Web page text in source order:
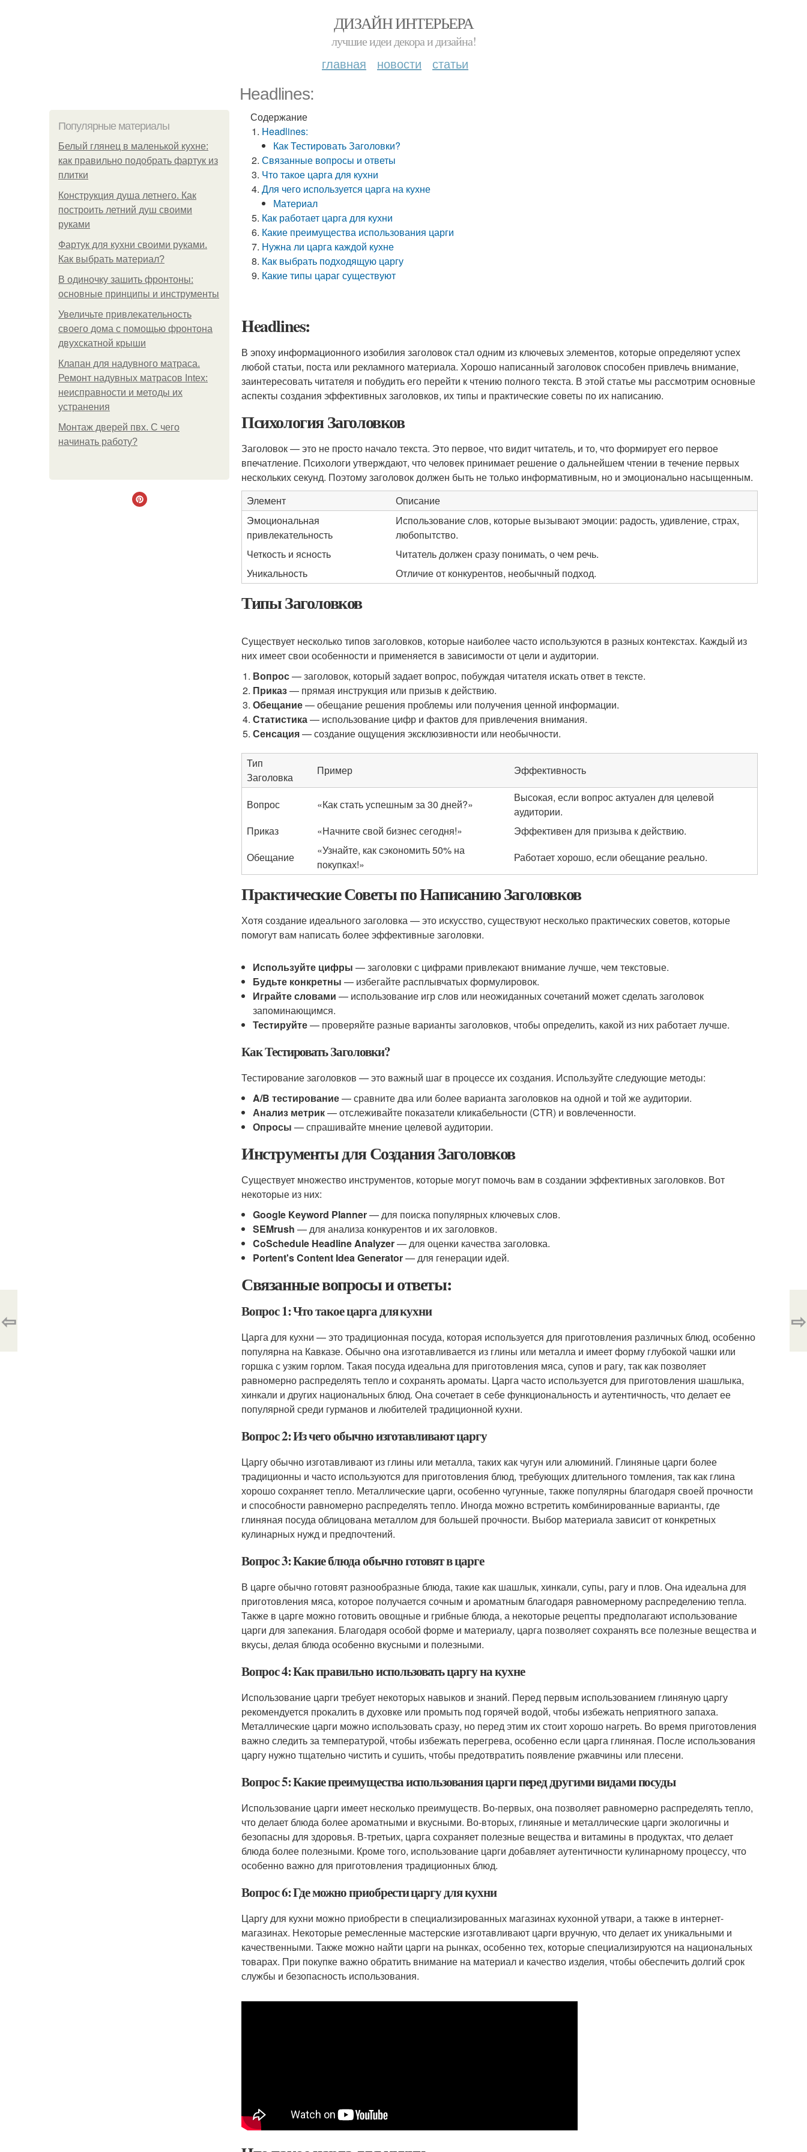
ДИЗАЙН ИНТЕРЬЕРА
лучшие идеи декора и дизайна!
главная новости статьи
Headlines:
Популярные материалы
Белый глянец в маленькой кухне:
как правильно подобрать фартук из
плитки
Конструкция душа летнего. Как
построить летний душ своими
руками
Фартук для кухни своими руками.
Как выбрать материал?
В одиночку зашить фронтоны:
основные принципы и инструменты
Увеличьте привлекательность
своего дома с помощью фронтона
двухскатной крыши
Клапан для надувного матраса.
Ремонт надувных матрасов Intex:
неисправности и методы их
устранения
Монтаж дверей пвх. С чего
начинать работу?
Содержание
Headlines:
Как Тестировать Заголовки?
Связанные вопросы и ответы
Что такое царга для кухни
Для чего используется царга на кухне
Материал
Как работает царга для кухни
Какие преимущества использования царги
Нужна ли царга каждой кухне
Как выбрать подходящую царгу
Какие типы цараг существуют
Headlines:
В эпоху информационного изобилия заголовок стал одним из ключевых элементов, которые определяют успех
любой статьи, поста или рекламного материала. Хорошо написанный заголовок способен привлечь внимание,
заинтересовать читателя и побудить его перейти к чтению полного текста. В этой статье мы рассмотрим основные
аспекты создания эффективных заголовков, их типы и практические советы по их написанию.
Психология Заголовков
Заголовок — это не просто начало текста. Это первое, что видит читатель, и то, что формирует его первое
впечатление. Психологи утверждают, что человек принимает решение о дальнейшем чтении в течение первых
нескольких секунд. Поэтому заголовок должен быть не только информативным, но и эмоционально насыщенным.
Элемент
Описание
Эмоциональная
привлекательность
Использование слов, которые вызывают эмоции: радость, удивление, страх,
любопытство.
Четкость и ясность
Читатель должен сразу понимать, о чем речь.
Уникальность
Отличие от конкурентов, необычный подход.
Типы Заголовков
Существует несколько типов заголовков, которые наиболее часто используются в разных контекстах. Каждый из
них имеет свои особенности и применяется в зависимости от цели и аудитории.
Вопрос— заголовок, который задает вопрос, побуждая читателя искать ответ в тексте.
Приказ— прямая инструкция или призыв к действию.
Обещание— обещание решения проблемы или получения ценной информации.
Статистика— использование цифр и фактов для привлечения внимания.
Сенсация— создание ощущения эксклюзивности или необычности.
Тип
Заголовка
Пример Эффективность
Вопрос «Как стать успешным за 30 дней?»
Высокая, если вопрос актуален для целевой
аудитории.
Приказ
«Начните свой бизнес сегодня!»
Эффективен для призыва к действию.
Обещание
«Узнайте, как сэкономить 50% на
покупках!»
Работает хорошо, если обещание реально.
Практические Советы по Написанию Заголовков
Хотя создание идеального заголовка — это искусство, существуют несколько практических советов, которые
помогут вам написать более эффективные заголовки.
Используйте цифры — заголовки с цифрами привлекают внимание лучше, чем текстовые.
Будьте конкретны — избегайте расплывчатых формулировок.
Играйте словами — использование игр слов или неожиданных сочетаний может сделать заголовок
запоминающимся.
Тестируйте— проверяйте разные варианты заголовков, чтобы определить, какой из них работает лучше.
Как Тестировать Заголовки?
Тестирование заголовков — это важный шаг в процессе их создания. Используйте следующие методы:
A/B тестирование— сравните два или более варианта заголовков на одной и той же аудитории.
Анализ метрик— отслеживайте показатели кликабельности (CTR) и вовлеченности.
Опросы — спрашивайте мнение целевой аудитории.
Инструменты для Создания Заголовков
Существует множество инструментов, которые могут помочь вам в создании эффективных заголовков. Вот
некоторые из них:
Google Keyword Planner— для поиска популярных ключевых слов.
SEMrush — для анализа конкурентов и их заголовков.
CoSchedule Headline Analyzer— для оценки качества заголовка.
Portent's Content Idea Generator— для генерации идей.
Связанные вопросы и ответы:
Вопрос 1: Что такое царга для кухни
Царга для кухни — это традиционная посуда, которая используется для приготовления различных блюд, особенно
популярна на Кавказе. Обычно она изготавливается из глины или металла и имеет форму глубокой чашки или
горшка с узким горлом. Такая посуда идеальна для приготовления мяса, супов и рагу, так как позволяет
равномерно распределять тепло и сохранять ароматы. Царга часто используется для приготовления шашлыка,
хинкали и других национальных блюд. Она сочетает в себе функциональность и аутентичность, что делает ее
популярной среди гурманов и любителей традиционной кухни.
Вопрос 2: Из чего обычно изготавливают царгу
Царгу обычно изготавливают из глины или металла, таких как чугун или алюминий. Глиняные царги более
традиционны и часто используются для приготовления блюд, требующих длительного томления, так как глина
хорошо сохраняет тепло. Металлические царги, особенно чугунные, также популярны благодаря своей прочности
и способности равномерно распределять тепло. Иногда можно встретить комбинированные варианты, где
глиняная посуда облицована металлом для большей прочности. Выбор материала зависит от конкретных
кулинарных нужд и предпочтений.
Вопрос 3: Какие блюда обычно готовят в царге
В царге обычно готовят разнообразные блюда, такие как шашлык, хинкали, супы, рагу и плов. Она идеальна для
приготовления мяса, которое получается сочным и ароматным благодаря равномерному распределению тепла.
Также в царге можно готовить овощные и грибные блюда, а некоторые рецепты предполагают использование
царги для запекания. Благодаря особой форме и материалу, царга позволяет сохранять все полезные вещества и
вкусы, делая блюда особенно вкусными и полезными.
Вопрос 4: Как правильно использовать царгу на кухне
Использование царги требует некоторых навыков и знаний. Перед первым использованием глиняную царгу
рекомендуется прокалить в духовке или промыть под горячей водой, чтобы избежать неприятного запаха.
Металлические царги можно использовать сразу, но перед этим их стоит хорошо нагреть. Во время приготовления
важно следить за температурой, чтобы избежать перегрева, особенно если царга глиняная. После использования
царгу нужно тщательно чистить и сушить, чтобы предотвратить появление ржавчины или плесени.
Вопрос 5: Какие преимущества использования царги перед другими видами посуды
Использование царги имеет несколько преимуществ. Во-первых, она позволяет равномерно распределять тепло,
что делает блюда более ароматными и вкусными. Во-вторых, глиняные и металлические царги экологичны и
безопасны для здоровья. В-третьих, царга сохраняет полезные вещества и витамины в продуктах, что делает
блюда более полезными. Кроме того, использование царги добавляет аутентичности кулинарному процессу, что
особенно важно для приготовления традиционных блюд.
Вопрос 6: Где можно приобрести царгу для кухни
Царгу для кухни можно приобрести в специализированных магазинах кухонной утвари, а также в интернет-
магазинах. Некоторые ремесленные мастерские изготавливают царги вручную, что делает их уникальными и
качественными. Также можно найти царги на рынках, особенно тех, которые специализируются на национальных
товарах. При покупке важно обратить внимание на материал и качество изделия, чтобы обеспечить долгий срок
службы и безопасность использования.
⇦ ⇨